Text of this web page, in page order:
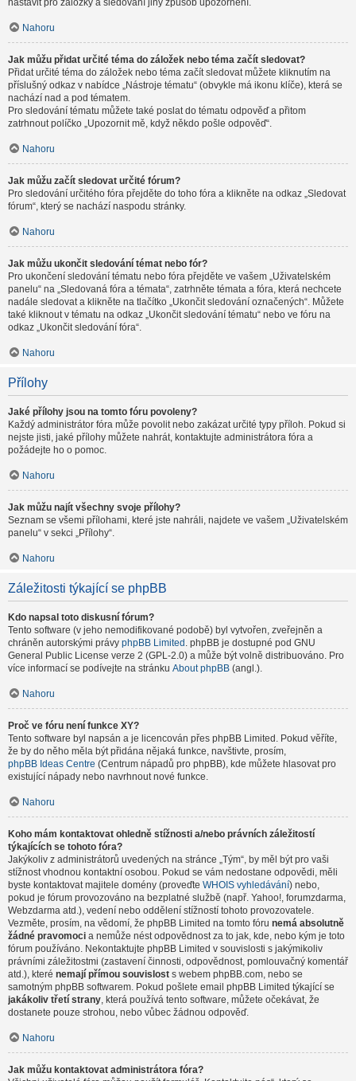
nastavit pro záložky a sledování jiný způsob upozornění.
Nahoru
Jak můžu přidat určité téma do záložek nebo téma začít sledovat?
Přidat určité téma do záložek nebo téma začít sledovat můžete kliknutím na
příslušný odkaz v nabídce „Nástroje tématu“ (obvykle má ikonu klíče), která se
nachází nad a pod tématem.
Pro sledování tématu můžete také poslat do tématu odpověď a přitom
zatrhnout políčko „Upozornit mě, když někdo pošle odpověď“.
Nahoru
Jak můžu začít sledovat určité fórum?
Pro sledování určitého fóra přejděte do toho fóra a klikněte na odkaz „Sledovat
fórum“, který se nachází naspodu stránky.
Nahoru
Jak můžu ukončit sledování témat nebo fór?
Pro ukončení sledování tématu nebo fóra přejděte ve vašem „Uživatelském
panelu“ na „Sledovaná fóra a témata“, zatrhněte témata a fóra, která nechcete
nadále sledovat a klikněte na tlačítko „Ukončit sledování označených“. Můžete
také kliknout v tématu na odkaz „Ukončit sledování tématu“ nebo ve fóru na
odkaz „Ukončit sledování fóra“.
Nahoru
Přílohy
Jaké přílohy jsou na tomto fóru povoleny?
Každý administrátor fóra může povolit nebo zakázat určité typy příloh. Pokud si
nejste jisti, jaké přílohy můžete nahrát, kontaktujte administrátora fóra a
požádejte ho o pomoc.
Nahoru
Jak můžu najít všechny svoje přílohy?
Seznam se všemi přílohami, které jste nahráli, najdete ve vašem „Uživatelském
panelu“ v sekci „Přílohy“.
Nahoru
Záležitosti týkající se phpBB
Kdo napsal toto diskusní fórum?
Tento software (v jeho nemodifikované podobě) byl vytvořen, zveřejněn a
chráněn autorskými právy phpBB Limited . phpBB je dostupné pod GNU
General Public License verze 2 (GPL-2.0) a může být volně distribuováno. Pro
více informací se podívejte na stránku About phpBB (angl.).
Nahoru
Proč ve fóru není funkce XY?
Tento software byl napsán a je licencován přes phpBB Limited. Pokud věříte,
že by do něho měla být přidána nějaká funkce, navštivte, prosím,
phpBB Ideas Centre (Centrum nápadů pro phpBB), kde můžete hlasovat pro
existující nápady nebo navrhnout nové funkce.
Nahoru
Koho mám kontaktovat ohledně stížnosti a/nebo právních záležitostí
týkajících se tohoto fóra?
Jakýkoliv z administrátorů uvedených na stránce „Tým“, by měl být pro vaši
stížnost vhodnou kontaktní osobou. Pokud se vám nedostane odpovědi, měli
byste kontaktovat majitele domény (proveďte WHOIS vyhledávání) nebo,
pokud je fórum provozováno na bezplatné službě (např. Yahoo!, forumzdarma,
Webzdarma atd.), vedení nebo oddělení stížností tohoto provozovatele.
Vezměte, prosím, na vědomí, že phpBB Limited na tomto fóru nemá absolutně
žádné pravomoci a nemůže nést odpovědnost za to jak, kde, nebo kým je toto
fórum používáno. Nekontaktujte phpBB Limited v souvislosti s jakýmikoliv
právními záležitostmi (zastavení činnosti, odpovědnost, pomlouvačný komentář
atd.), které nemají přímou souvislost s webem phpBB.com, nebo se
samotným phpBB softwarem. Pokud pošlete email phpBB Limited týkající se
jakákoliv třetí strany, která používá tento software, můžete očekávat, že
dostanete pouze strohou, nebo vůbec žádnou odpověď.
Nahoru
Jak můžu kontaktovat administrátora fóra?